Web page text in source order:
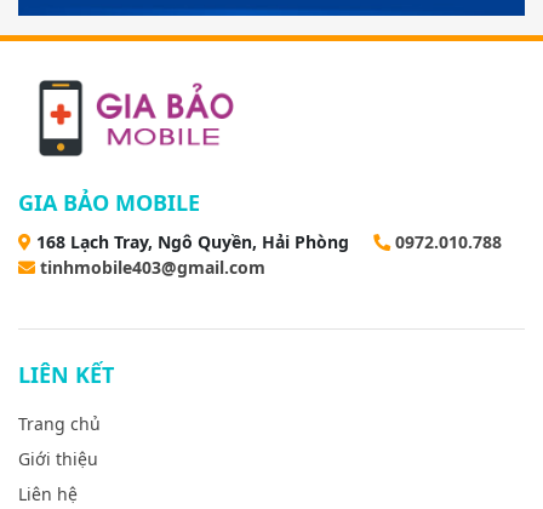
GIA BẢO MOBILE
168 Lạch Tray, Ngô Quyền, Hải Phòng
0972.010.788
tinhmobile403@gmail.com
LIÊN KẾT
Trang chủ
Giới thiệu
Liên hệ